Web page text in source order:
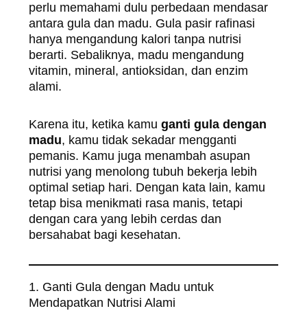
perlu memahami dulu perbedaan mendasar
antara gula dan madu. Gula pasir rafinasi
hanya mengandung kalori tanpa nutrisi
berarti. Sebaliknya, madu mengandung
vitamin, mineral, antioksidan, dan enzim
alami.
Karena itu, ketika kamuganti gula dengan
madu, kamu tidak sekadar mengganti
pemanis. Kamu juga menambah asupan
nutrisi yang menolong tubuh bekerja lebih
optimal setiap hari. Dengan kata lain, kamu
tetap bisa menikmati rasa manis, tetapi
dengan cara yang lebih cerdas dan
bersahabat bagi kesehatan.
1. Ganti Gula dengan Madu untuk
Mendapatkan Nutrisi Alami